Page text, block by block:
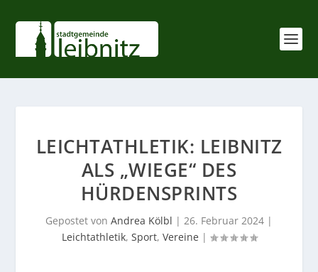
LEICHTATHLETIK: LEIBNITZ
ALS „WIEGE“ DES
HÜRDENSPRINTS
Gepostet von Andrea Kölbl | 26. Februar 2024 |
Leichtathletik, Sport, Vereine |